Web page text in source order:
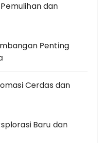
dan
Penting
Cerdas dan
Baru dan